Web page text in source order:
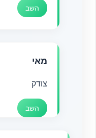
השב
מאי
צודק
השב